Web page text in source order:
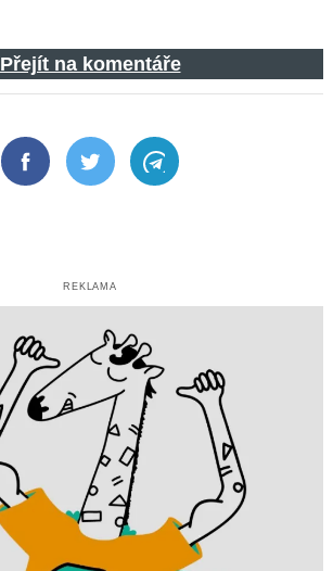
Přejít na komentáře
FacebookTwitter Telegram
REKLAMA